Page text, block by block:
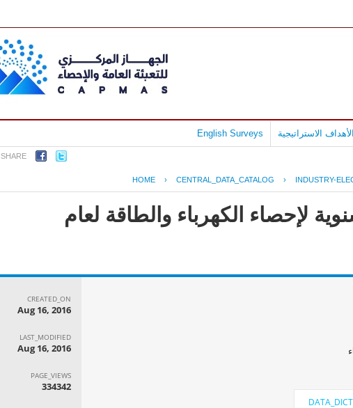
الأهداف الاستراتيجية English Surveys
SHARE
HOME › CENTRAL_DATA_CATALOG › INDUSTRY-
لإحصاء الكهرباء والطاقة لعام
CREATED_ON
Aug 16, 2016
LAST_MODIFIED
Aug 16, 2016
PAGE_VIEWS
334342